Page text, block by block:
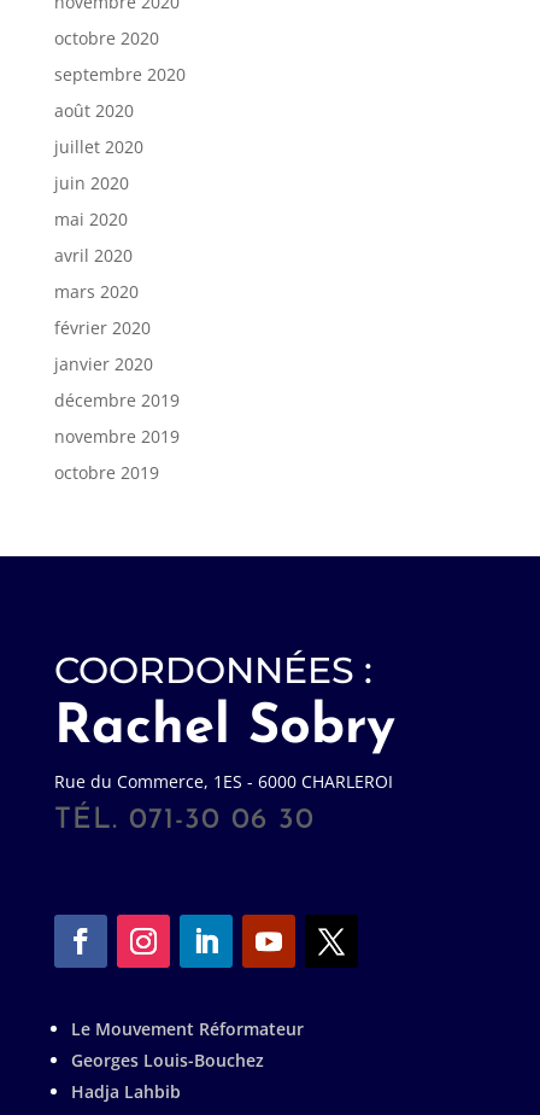
octobre 2020
septembre 2020
août 2020
juillet 2020
juin 2020
mai 2020
avril 2020
mars 2020
février 2020
janvier 2020
décembre 2019
novembre 2019
octobre 2019
COORDONNÉES :
Rachel Sobry
Rue du Commerce, 1ES - 6000 CHARLEROI
TÉL. 071-30 06 30
Le Mouvement Réformateur
Georges Louis-Bouchez
Hadja Lahbib